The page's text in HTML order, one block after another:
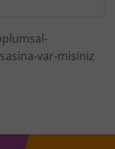
var-misiniz